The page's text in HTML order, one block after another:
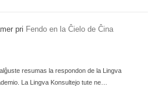
pri Fendo en la Ĉielo de Ĉina
resumas la respondon de la Lingva
La Lingva Konsultejo tute ne…